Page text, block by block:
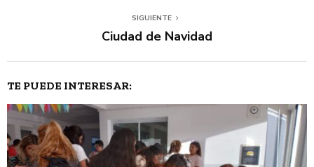
SIGUIENTE
Ciudad de Navidad
TE PUEDE INTERESAR: